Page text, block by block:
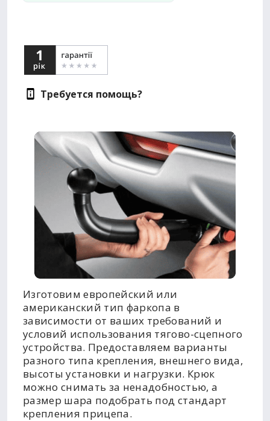
Требуется помощь?
Изготовим европейский или
американский тип фаркопа в
зависимости от ваших требований и
условий использования тягово-сцепного
устройства. Предоставляем варианты
разного типа крепления, внешнего вида,
высоты установки и нагрузки. Крюк
можно снимать за ненадобностью, а
размер шара подобрать под стандарт
крепления прицепа.